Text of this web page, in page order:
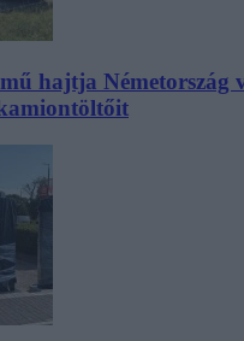
hajtja Németország